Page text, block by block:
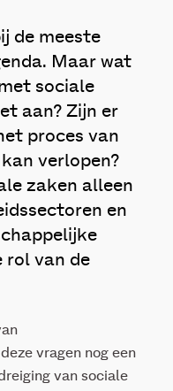
de meeste
Maar wat
sociale
aan? Zijn er
proces van
verlopen?
zaken alleen
en
rol van de
vragen nog een
van sociale